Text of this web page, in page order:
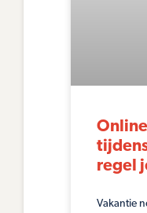
regel
Vakantie